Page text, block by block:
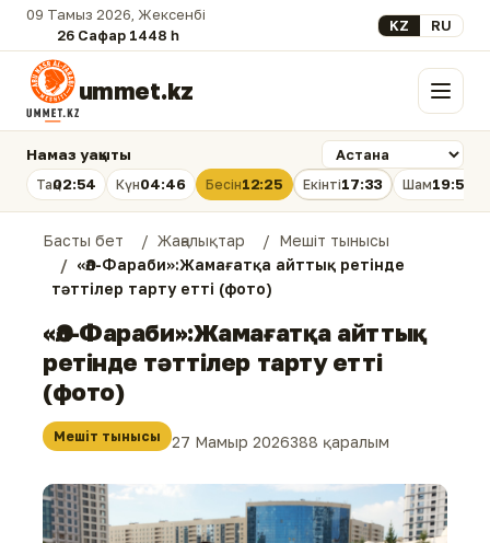
09 Тамыз 2026, Жексенбі
26 Сафар 1448 һ.
Select your
KZ RU
ummet.kz Мәзір
Намаз уақыты
Таң02:54 Күн04:46 Бесін12:25 Екінті17:33 Шам19:53
Басты бет Жаңалықтар
Мешіт тынысы
«Әл-Фараби»:Жамағатқа айттық ретінде
тәттілер тарту етті (фото)
«Әл-Фараби»:Жамағатқа айттық
ретінде тәттілер тарту етті
(фото)
Мешіт тынысы 27 Мамыр 2026388 қаралым